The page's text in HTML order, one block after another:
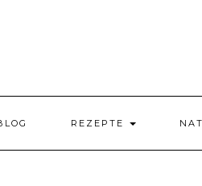
REZEPTE